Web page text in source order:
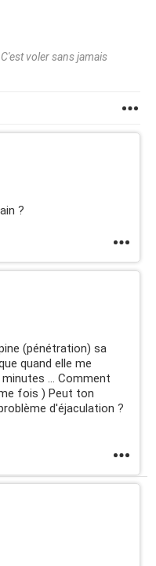
voler sans jamais
?
(pénétration) sa
quand elle me
... Comment
fois ) Peut ton
d'éjaculation ?